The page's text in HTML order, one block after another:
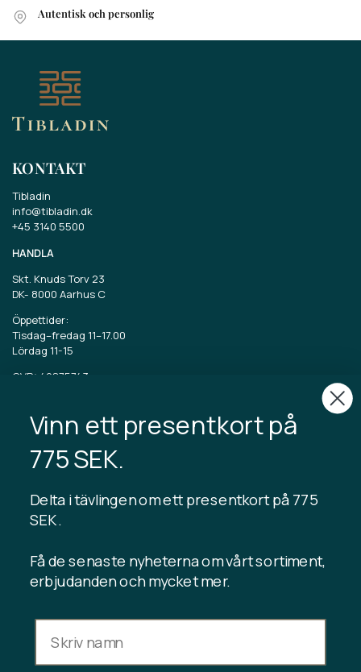
Autentisk och personlig
KONTAKT
Tibladin
info@tibladin.dk
+45 3140 5500
HANDLA
Skt. Knuds Torv 23
DK- 8000 Aarhus C
Öppettider:
Tisdag–fredag 11–17.00
Lördag 11-15
CVR: 40875743
TIBLADIN
Om Tibladin
Blogg
Registrera kundklubb
Kontakta oss
INFORMATION
Integritetspolicy
Vinn ett presentkort på
775 SEK.
Delta i tävlingen om ett presentkort på 775
SEK .
Få de senaste nyheterna om vårt sortiment,
erbjudanden och mycket mer.